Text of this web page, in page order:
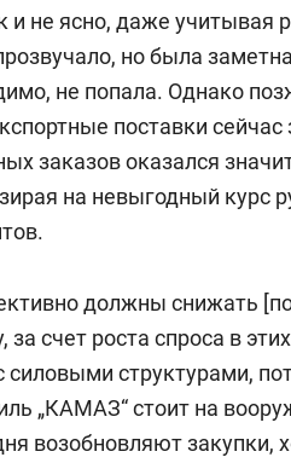
и не ясно, даже учитывая
но была
не попала. Однако
поставки
заказов оказался
на невыгодный курс
должны снижать
за счет роста спроса в
силовыми структурами,
„КАМАЗ“ стоит на
возобновляют